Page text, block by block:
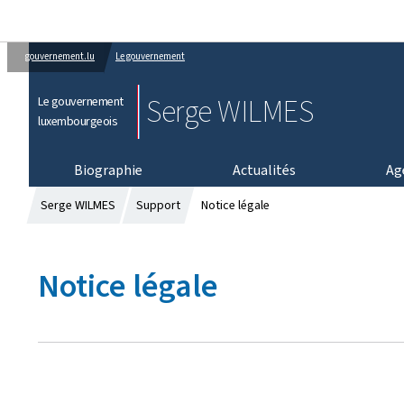
gouvernement.lu Le gouvernement
Le gouvernement
luxembourgeois
Serge WILMES
Biographie Actualités
Serge WILMES Support Notice légale
Notice légale